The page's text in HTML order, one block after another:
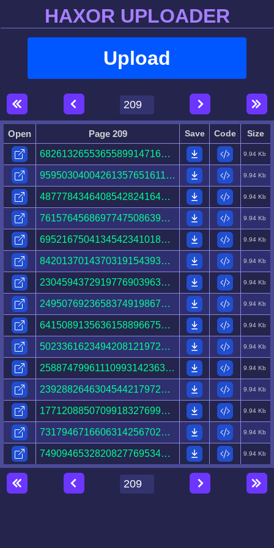
HAXOR UPLOADER
Upload
Open Page 209 Save Code Size
68261326553655899147165141741674171033207025010996.html 9.94 Kb
95950304004261357651611475535211154231998509259070.html 9.94 Kb
48777843464085428241646745595915516149868087188118.html 9.94 Kb
76157645686977475086398349534367515208915572115371.html 9.94 Kb
69521675041345423410183936055185892810784672506850.html 9.94 Kb
84201370143703191543935802884814997971282177084345.html 9.94 Kb
23045943729197769039630273205541596996729362983267.html 9.94 Kb
24950769236583749198675023994285861469636771668919.html 9.94 Kb
64150891356361588966755591316332871418808497305404.html 9.94 Kb
50233616234942081219727163370924063606794885703900.html 9.94 Kb
25887479961110993142363175958427592124855212063987.html 9.94 Kb
23928826463045442179722223252197086798525997503296.html 9.94 Kb
17712088507099183276998732875707588479062448172421.html 9.94 Kb
73179467166063142567027035695659394342596347800011.html 9.94 Kb
74909465328208277695340893527694505548085398607117.html 9.94 Kb